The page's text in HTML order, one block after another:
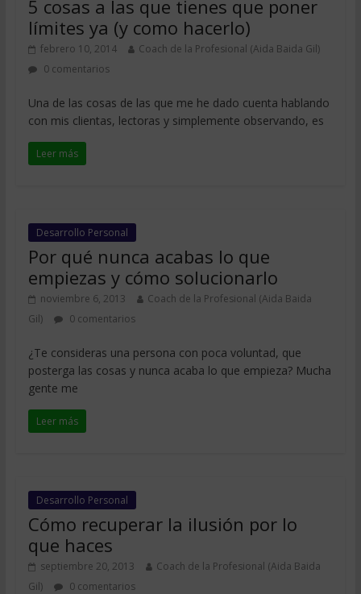
5 cosas a las que tienes que poner
límites ya (y como hacerlo)
febrero 10, 2014
Coach de la Profesional (Aida Baida Gil)
0 comentarios
Una de las cosas de las que me he dado cuenta hablando
con mis clientas, lectoras y simplemente observando, es
Leer más
Desarrollo Personal
Por qué nunca acabas lo que
empiezas y cómo solucionarlo
noviembre 6, 2013
Coach de la Profesional (Aida Baida
Gil)
0 comentarios
¿Te consideras una persona con poca voluntad, que
posterga las cosas y nunca acaba lo que empieza? Mucha
gente me
Leer más
Desarrollo Personal
Cómo recuperar la ilusión por lo
que haces
septiembre 20, 2013
Coach de la Profesional (Aida Baida
Gil)
0 comentarios